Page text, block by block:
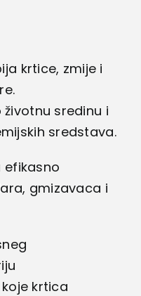
krtice, zmije i
sredinu i
sredstava.
efikasno
gmizavaca i
krtica